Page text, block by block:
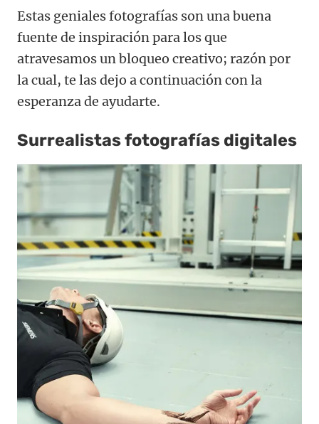
Estas geniales fotografías son una buena
fuente de inspiración para los que
atravesamos un bloqueo creativo; razón por
la cual, te las dejo a continuación con la
esperanza de ayudarte.
Surrealistas fotografías digitales